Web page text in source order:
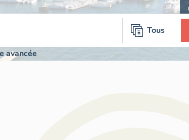
Tous
avancée